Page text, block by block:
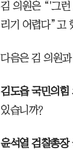
김 의원은 “'그
리기 어렵다”고
다음은 김 의원
김도읍 국민의힘
있습니까?
윤석열 검찰총장